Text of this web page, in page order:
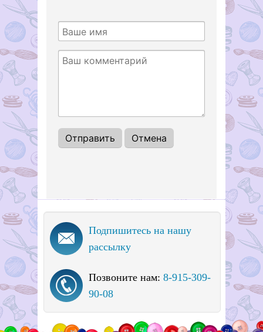
Подпишитесь на нашу
рассылку
Позвоните нам: 8-915-309-
90-08